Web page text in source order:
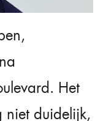
Het
niet duidelijk,